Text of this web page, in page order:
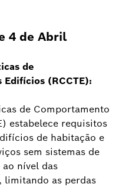
4 de Abril
de
(RCCTE):
de Comportamento
estabelece requisitos
de habitação e
sem sistemas de
nível das
limitando as perdas